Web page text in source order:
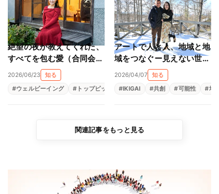
絶望の夜が教えてくれた、
すべてを包む愛（合同会社
太陽と虹 柳本陽子）
2026/06/23
知る
#ウェルビーイング # トップピックアップ # メンタルヘルス # 生きが
アートで人と人、地域と地
域をつなぐー見えない世界
を見える形にする平和への
祈り（一般社団法人アート
ピースジャパン 矢崎千
2026/04/07
知る
#IKIGAI #共創 #可能性 #地
関連記事をもっと見る